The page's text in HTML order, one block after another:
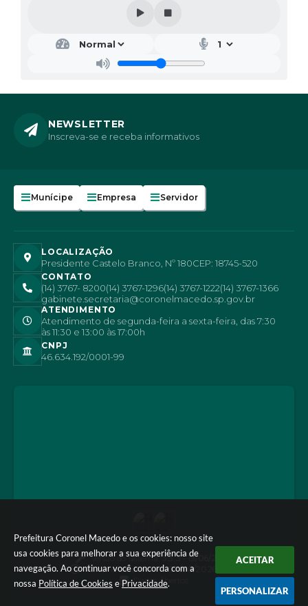
Prefeitura Coronel Macedo e os cookies: nosso site
usa cookies para melhorar a sua experiência de
navegação. Ao continuar você concorda com a
nossa Política de Cookies e Privacidade.
ACEITAR
PERSONALIZAR
NEWSLETTER
Inscreva-se e receba informativos
Munícipe Empresa Servidor
LOCALIZAÇÃO
Presidente Castelo Branco, Nº 180CEP: 18745-520
CONTATO
(14) 3767- 8200(14) 3767-1296(14) 3767-1222(14) 3767-1366
gabinete.secretaria@coronelmacedo.sp.gov.br
ATENDIMENTO
Atendimento de segunda-feira a sexta-feira, das 7:30
às 11:30 e 13:00 às 17:00h
CNPJ
46.634.192/0001-99
Versão do Sistema:3.5.3 - 19/06/2026
Portal atualizado em:07/08/2026 16:42
Dados Abertos